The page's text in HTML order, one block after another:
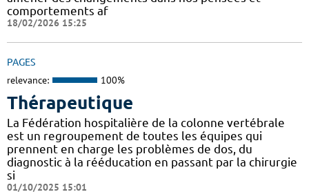
comportements af
18/02/2026 15:25
PAGES
relevance: 100%
Thérapeutique
La Fédération hospitalière de la colonne vertébrale
est un regroupement de toutes les équipes qui
prennent en charge les problèmes de dos, du
diagnostic à la rééducation en passant par la chirurgie
si
01/10/2025 15:01